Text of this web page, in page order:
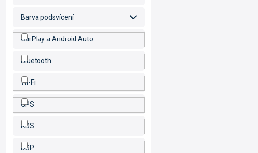
Barva podsvícení
CarPlay a Android Auto
Bluetooth
Wi-Fi
GPS
RDS
DSP